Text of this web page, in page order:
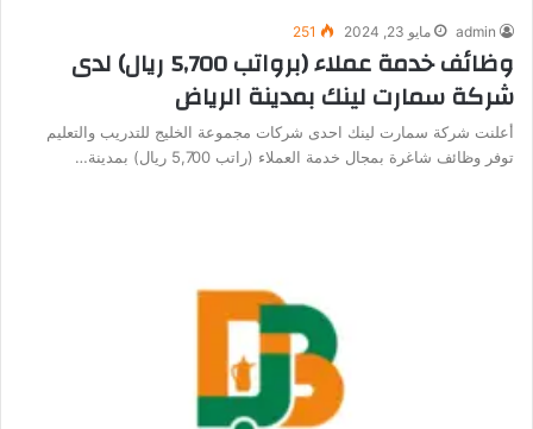
admin مايو 23, 2024 251
وظائف خدمة عملاء (برواتب 5,700 ريال) لدى
شركة سمارت لينك بمدينة الرياض
أعلنت شركة سمارت لينك احدى شركات مجموعة الخليج للتدريب والتعليم
توفر وظائف شاغرة بمجال خدمة العملاء (راتب 5,700 ريال) بمدينة…